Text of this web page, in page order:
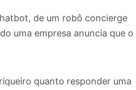
de um robô concierge
uma empresa anuncia que o
quanto responder uma